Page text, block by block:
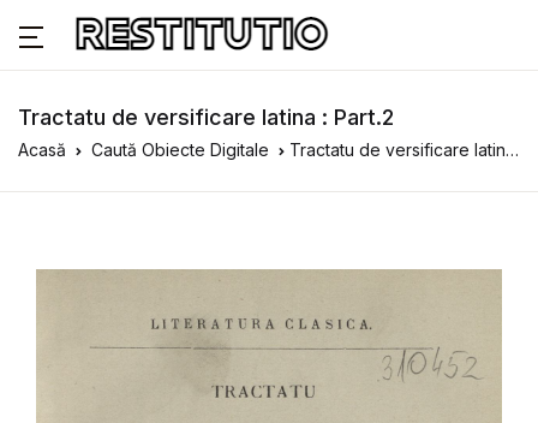
Tractatu de versificare latina : Part.2
Acasă Caută Obiecte Digitale Tractatu de versificare latina : Part.2